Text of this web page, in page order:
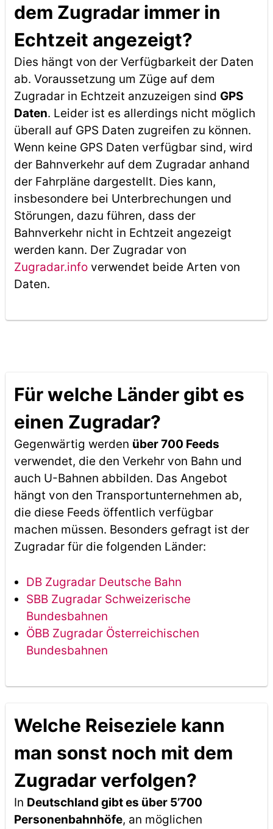
dem Zugradar immer in
Echtzeit angezeigt?
Dies hängt von der Verfügbarkeit der Daten
ab. Voraussetzung um Züge auf dem
Zugradar in Echtzeit anzuzeigen sind GPS
Daten. Leider ist es allerdings nicht möglich
überall auf GPS Daten zugreifen zu können.
Wenn keine GPS Daten verfügbar sind, wird
der Bahnverkehr auf dem Zugradar anhand
der Fahrpläne dargestellt. Dies kann,
insbesondere bei Unterbrechungen und
Störungen, dazu führen, dass der
Bahnverkehr nicht in Echtzeit angezeigt
werden kann. Der Zugradar von
Zugradar.infoverwendet beide Arten von
Daten.
Für welche Länder gibt es
einen Zugradar?
Gegenwärtig werden über 700 Feeds
verwendet, die den Verkehr von Bahn und
auch U-Bahnen abbilden. Das Angebot
hängt von den Transportunternehmen ab,
die diese Feeds öffentlich verfügbar
machen müssen. Besonders gefragt ist der
Zugradar für die folgenden Länder:
DB Zugradar Deutsche Bahn
SBB Zugradar Schweizerische
Bundesbahnen
ÖBB Zugradar Österreichischen
Bundesbahnen
Welche Reiseziele kann
man sonst noch mit dem
Zugradar verfolgen?
In Deutschland gibt es über 5’700
Personenbahnhöfe, an möglichen